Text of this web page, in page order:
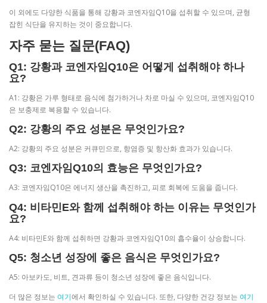
이 외에도 다양한 식품을 통해 강황과 코엔자임Q10을 섭취할 수 있으며, 균형
잡힌 식단을 유지하는 것이 중요합니다.
자주 묻는 질문(FAQ)
Q1: 강황과 코엔자임Q10은 어떻게 섭취해야 하나
요?
A1: 강황은 가루 형태로 음식에 첨가하거나 차로 마실 수 있으며, 코엔자임Q10
은 보충제로 복용할 수 있습니다.
Q2: 강황의 주요 성분은 무엇인가요?
A2: 강황의 주요 성분은 커큐민으로, 항염증 및 항산화 효과가 있습니다.
Q3: 코엔자임Q10의 효능은 무엇인가요?
A3: 코엔자임Q10은 에너지 생산을 촉진하고, 피로 회복에 도움을 줍니다.
Q4: 비타민E와 함께 섭취해야 하는 이유는 무엇인가
요?
A4: 비타민E와 함께 섭취하면 강황과 코엔자임Q10의 흡수율이 상승합니다.
Q5: 청소년 성장에 좋은 음식은 무엇인가요?
A5: 아보카도, 비트, 견과류 등이 청소년 성장에 좋은 음식입니다.
더 많은 정보는 여기에서 확인하실 수 있습니다. 또한, 다양한 건강 정보는 여기